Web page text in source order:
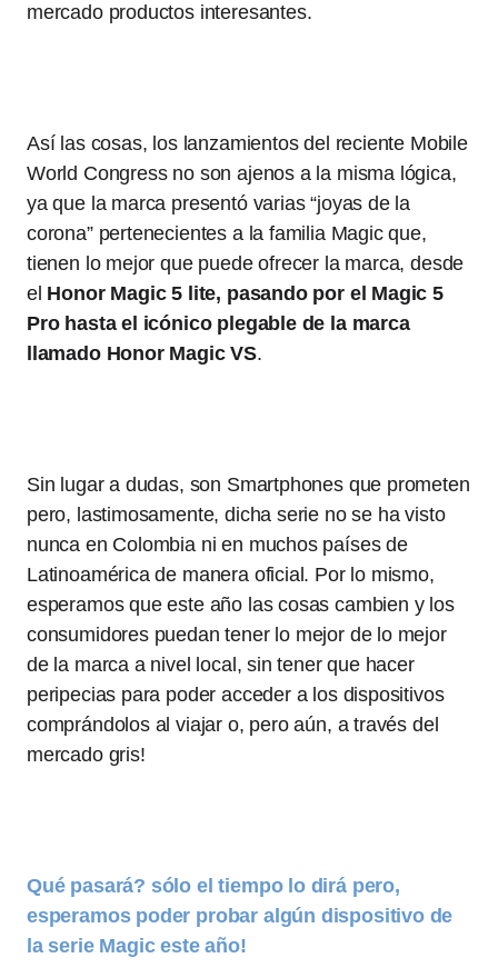
mercado productos interesantes.
Así las cosas, los lanzamientos del reciente Mobile
World Congress no son ajenos a la misma lógica,
ya que la marca presentó varias “joyas de la
corona” pertenecientes a la familia Magic que,
tienen lo mejor que puede ofrecer la marca, desde
el Honor Magic 5 lite, pasando por el Magic 5
Pro hasta el icónico plegable de la marca
llamado Honor Magic VS.
Sin lugar a dudas, son Smartphones que prometen
pero, lastimosamente, dicha serie no se ha visto
nunca en Colombia ni en muchos países de
Latinoamérica de manera oficial. Por lo mismo,
esperamos que este año las cosas cambien y los
consumidores puedan tener lo mejor de lo mejor
de la marca a nivel local, sin tener que hacer
peripecias para poder acceder a los dispositivos
comprándolos al viajar o, pero aún, a través del
mercado gris!
Qué pasará? sólo el tiempo lo dirá pero,
esperamos poder probar algún dispositivo de
la serie Magic este año!